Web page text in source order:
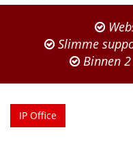
Slimme
Binnen 2
IP Office